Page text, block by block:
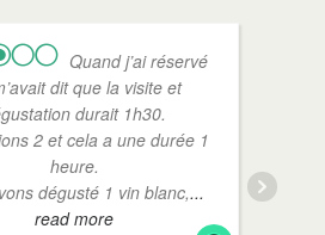
Quand j’ai réservé
dit que la visite et
durait 1h30.
2 et cela a une durée 1
heure.
dégusté 1 vin blanc,...
read more